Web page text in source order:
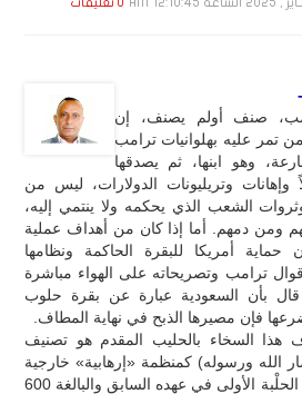
0 تعليقات
صنف أولم يصنف، إن
تمر عليه بهلوانيات ترامب
وهو ابنها، ثم يصدقها
وإهانات وتريليونات الدولارات، ليس من
الشعب الذي يحكمه ولا ينتمي إليه،
ومن دمهم. أما إذا كان من أهداف عملية
حماية أمريكا للبقرة الحاكمة ونظامها
ترامب وتصريحاته على الهواء مباشرة
قال بأن السعودية عبارة عن بقرة حلوب
فإن مصيرها الذبح في نهاية المطاف.
هذا السخاء بالحليب المقدم هو تصنيف
الله ورسوله) كمنظمة «إرهابية» خارجية
فقد سبق لترامب، على إثر الحلْبة الأولى في عهده السابق والبالغة 600